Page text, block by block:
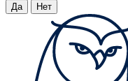
Да Нет